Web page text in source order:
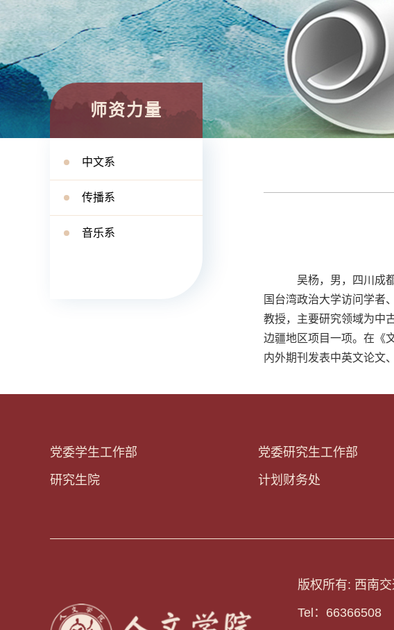
师资力量
中文系
传播系
音乐系
吴杨，男，四川成
国台湾政治大学访问学者
教授，主要研究领域为中
边疆地区项目一项。在《
内外期刊发表中英文论文
党委学生工作部 党委研究生工作部
研究生院
计划财务处
版权所有: 西南
Tel：66366508